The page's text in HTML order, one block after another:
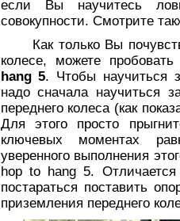
если Вы научитесь
совокупности. Смотрите
Как только Вы
колесе, можете
hang 5. Чтобы научиться
надо сначала научиться
переднего колеса (как
Для этого просто
ключевых моментах
уверенного выполнения
hop to hang 5.
постараться поставить
приземления переднего